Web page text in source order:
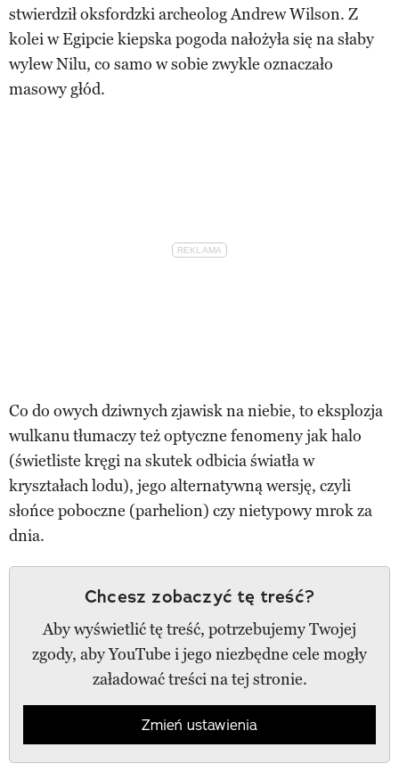
stwierdził oksfordzki archeolog Andrew Wilson. Z
kolei w Egipcie kiepska pogoda nałożyła się na słaby
wylew Nilu, co samo w sobie zwykle oznaczało
masowy głód.
Co do owych dziwnych zjawisk na niebie, to eksplozja
wulkanu tłumaczy też optyczne fenomeny jak halo
(świetliste kręgi na skutek odbicia światła w
kryształach lodu), jego alternatywną wersję, czyli
słońce poboczne (parhelion) czy nietypowy mrok za
dnia.
Chcesz zobaczyć tę treść?
Aby wyświetlić tę treść, potrzebujemy Twojej
zgody, aby YouTube i jego niezbędne cele mogły
załadować treści na tej stronie.
Zmień ustawienia